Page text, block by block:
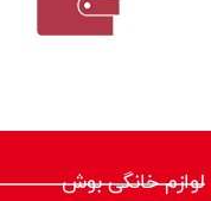
لوازم خانگی بوش